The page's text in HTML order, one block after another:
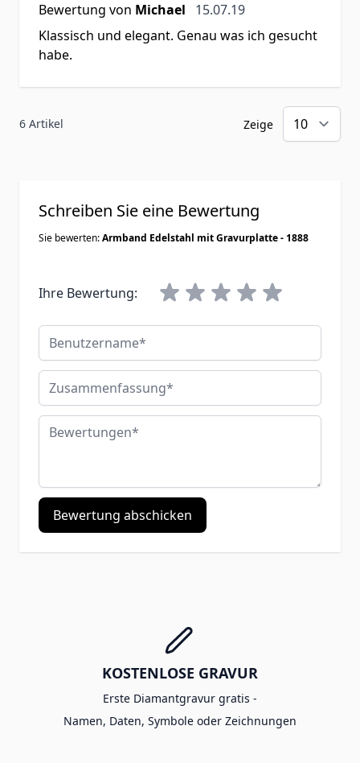
Bewertung von Michael 15. Juli 2019
15.07.19
Klassisch und elegant. Genau was ich gesucht
habe.
6 Artikel Zeige
Schreiben Sie eine Bewertung
Sie bewerten:Armband Edelstahl mit Gravurplatte - 1888
Ihre Bewertung:
Benutzername
Zusammenfassung
Bewertungen
Bewertung abschicken
KOSTENLOSE GRAVUR
Erste Diamantgravur gratis -
Namen, Daten, Symbole oder Zeichnungen